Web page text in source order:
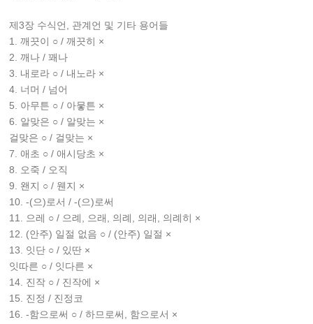
제3장 수식언, 관계언 및 기타 용어들
1. 깨끗이 ○ / 깨끗히 ×
2. 깨나 / 꽤나
3. 내로라 ○ / 내노라 ×
4. 너머 / 넘어
5. 아무튼 ○ / 아뭏튼 ×
6. 알맞은 ○ / 알맞는 ×
걸맞은 ○ / 걸맞는 ×
7. 애초 ○ / 애시당초 ×
8. 오죽 / 오직
9. 왠지 ○ / 웬지 ×
10. -(으)로서 / -(으)로써
11. 으레 ○ / 으례, 으래, 의례, 의래, 의례히 ×
12. (안주) 일절 없음 ○ / (안주) 일절 ×
13. 잇단 ○ / 있딴 ×
잇따른 ○ / 잇다른 ×
14. 진작 ○ / 진작에 ×
15. 진정 / 진정코
16. -함으로써 ○ / 하므로써, 함으로서 ×